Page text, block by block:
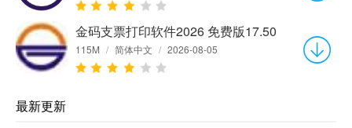
金码支票打印软件2026 免费版17.50
115M / 简体中文 / 2026-08-05
最新更新